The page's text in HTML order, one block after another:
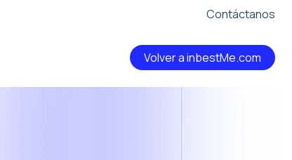
Contáctanos
Volver a inbestMe.com